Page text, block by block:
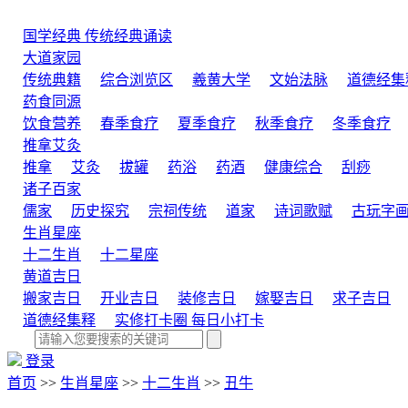
国学经典 传统经典诵读
大道家园
传统典籍
综合浏览区 羲黄大学 文始法脉
道德经集
药食同源
饮食营养
春季食疗 夏季食疗 秋季食疗 冬季食疗
推拿艾灸
推拿
艾灸 拔罐 药浴 药酒 健康综合
刮痧
诸子百家
儒家
历史探究 宗祠传统 道家 诗词歌赋 古玩字画
生肖星座
十二生肖
十二星座
黄道吉日
搬家吉日
开业吉日 装修吉日 嫁娶吉日
求子吉日
道德经集释
实修打卡圈 每日小打卡
登录
首页 >> 生肖星座 >> 十二生肖 >> 丑牛